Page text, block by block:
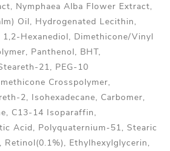
Nymphaea Alba Flower Extract,
Oil, Hydrogenated Lecithin,
Hexanediol, Dimethicone/Vinyl
Panthenol, BHT,
21, PEG-10
Crosspolymer,
2, Isohexadecane, Carbomer,
C13-14 Isoparaffin,
Acid, Polyquaternium-51, Stearic
Ethylhexylglycerin,